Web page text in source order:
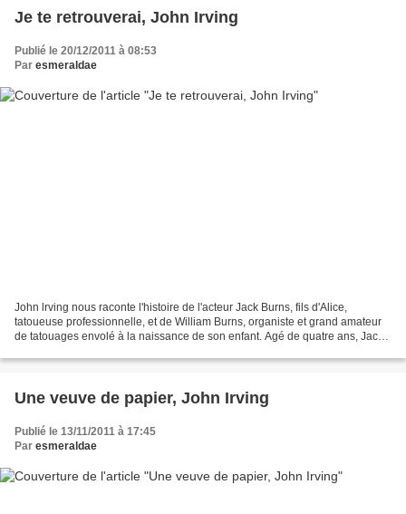
Je te retrouverai, John Irving
Publié le 20/12/2011 à 08:53
Par esmeraldae
John lrving nous raconte l'histoire de l'acteur Jack Burns, fils d'Alice,
tatoueuse professionnelle, et de William Burns, organiste et grand amateur
de tatouages envolé à la naissance de son enfant. Agé de quatre ans, Jack
Une veuve de papier, John Irving
Publié le 13/11/2011 à 17:45
Par esmeraldae